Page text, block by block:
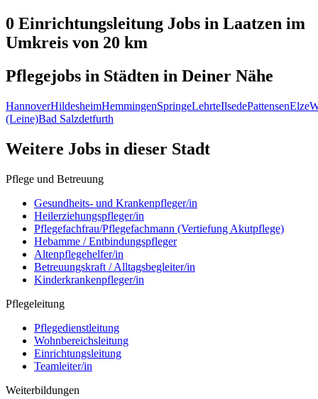
0 Einrichtungsleitung Jobs in Laatzen im
Umkreis von 20 km
Pflegejobs in Städten in Deiner Nähe
HannoverHildesheimHemmingenSpringeLehrteIlsedePattensenElze
(Leine)Bad Salzdetfurth
Weitere Jobs in dieser Stadt
Pflege und Betreuung
Gesundheits- und Krankenpfleger/in
Heilerziehungspfleger/in
Pflegefachfrau/Pflegefachmann (Vertiefung Akutpflege)
Hebamme / Entbindungspfleger
Altenpflegehelfer/in
Betreuungskraft / Alltagsbegleiter/in
Kinderkrankenpfleger/in
Pflegeleitung
Pflegedienstleitung
Wohnbereichsleitung
Einrichtungsleitung
Teamleiter/in
Weiterbildungen